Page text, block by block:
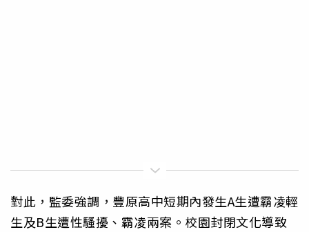
對此，監委強調，豐原高中短期內發生A生遭霸凌輕
生及B生遭性騷擾、霸凌兩案。校園封閉文化導致